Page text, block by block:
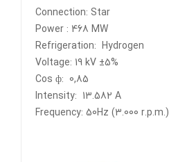
Connection: Star
Power : 468 MW
Refrigeration: Hydrogen
Voltage: 19 kV ±5%
Cos ф: 0,85
Intensity: 13.582 A
Frequency: 50Hz (3.000 r.p.m.)